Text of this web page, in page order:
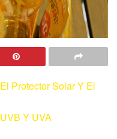
Protector Solar Y El
Y UVA